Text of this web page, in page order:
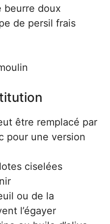
beurre doux
de persil frais
être remplacé par
pour une version
ciselées
ou de la
l’égayer